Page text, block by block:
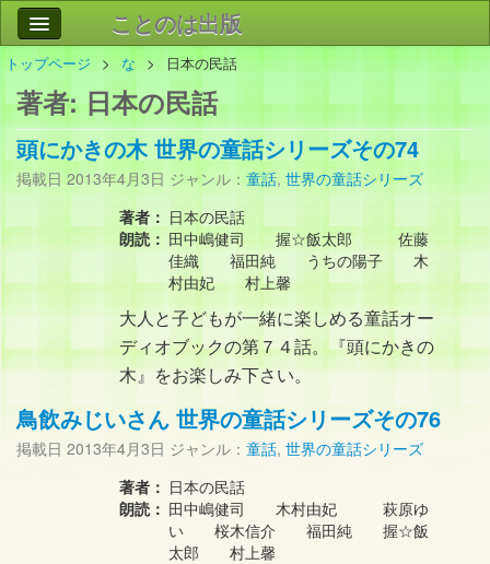
ことのは出版
作品
事業案内
会社情報
お問い合わせ
トップページ な 日本の民話
著者:日本の民話
頭にかきの木 世界の童話シリーズその74
掲載日 2013年4月3日 ジャンル： 童話, 世界の童話シリーズ
著者： 日本の民話
朗読： 田中嶋健司 握☆飯太郎 佐藤
佳織 福田純 うちの陽子 木
村由妃 村上馨
大人と子どもが一緒に楽しめる童話オー
ディオブックの第７４話。『頭にかきの
木』をお楽しみ下さい。
鳥飲みじいさん 世界の童話シリーズその76
掲載日 2013年4月3日 ジャンル： 童話, 世界の童話シリーズ
著者： 日本の民話
朗読： 田中嶋健司 木村由妃 萩原ゆ
い 桜木信介 福田純 握☆飯
太郎 村上馨